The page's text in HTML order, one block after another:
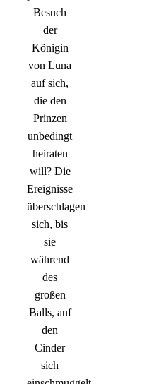
Besuch
der
Königin
von Luna
auf sich,
die den
Prinzen
unbedingt
heiraten
will? Die
Ereignisse
überschlagen
sich, bis
sie
während
des
großen
Balls, auf
den
Cinder
sich